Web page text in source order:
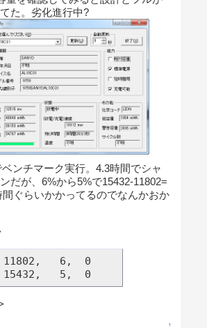
た。劣化進行中?
ベンチマーク実行。4.3時間でシャ
だが、6%から5%で15432-11802=
間ぐらいかかってるのでなんかおか
15432,   5,  0
↑